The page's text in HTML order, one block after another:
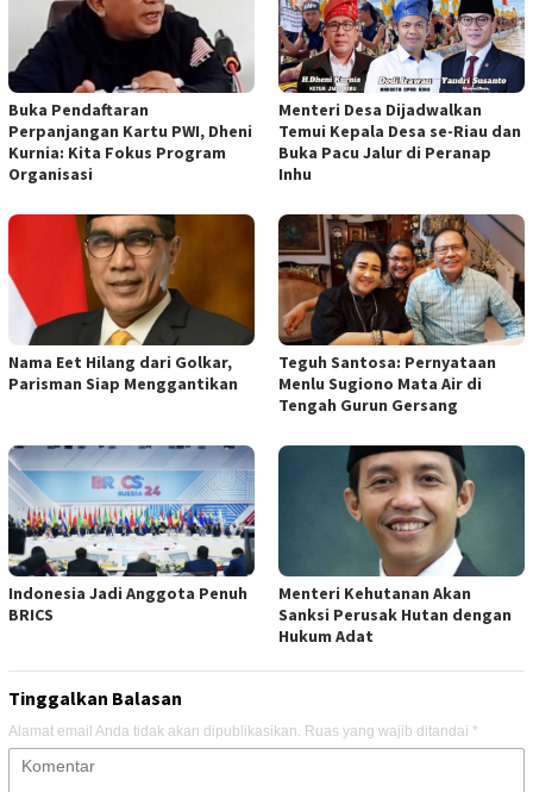
Buka Pendaftaran
Perpanjangan Kartu PWI, Dheni
Kurnia: Kita Fokus Program
Organisasi
Menteri Desa Dijadwalkan
Temui Kepala Desa se-Riau dan
Buka Pacu Jalur di Peranap
Inhu
Nama Eet Hilang dari Golkar,
Parisman Siap Menggantikan
Teguh Santosa: Pernyataan
Menlu Sugiono Mata Air di
Tengah Gurun Gersang
Indonesia Jadi Anggota Penuh
BRICS
Menteri Kehutanan Akan
Sanksi Perusak Hutan dengan
Hukum Adat
Tinggalkan Balasan
Alamat email Anda tidak akan dipublikasikan. Ruas yang wajib ditandai *